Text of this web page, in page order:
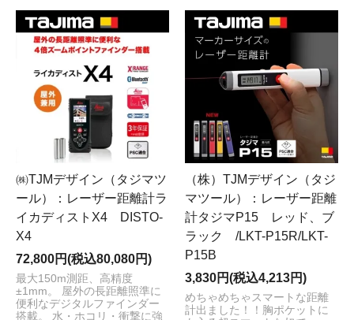
㈱TJMデザイン（タジマツ
ール）：レーザー距離計ラ
イカディストX4 DISTO-
X4
72,800円(税込80,080円)
最大150m測距、高精度
±1mm。 屋外の長距離照準に
便利なデジタルファインダー
搭載。 水・ホコリ・衝撃に強
（株）TJMデザイン（タジ
マツール）：レーザー距離
計タジマP15 レッド、ブ
ラック /LKT-P15R/LKT-
P15B
3,830円(税込4,213円)
めちゃめちゃスマートな距離
計出ました！！胸ポケットに